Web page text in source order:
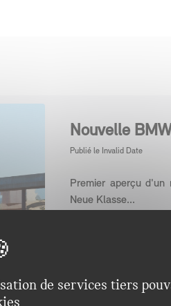
Nouvelle
Publié le Invalid Date
Premier aperçu d'un
Neue Klasse...
de services tiers